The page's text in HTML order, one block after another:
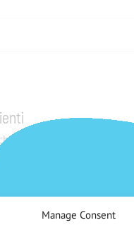
Manage Consent